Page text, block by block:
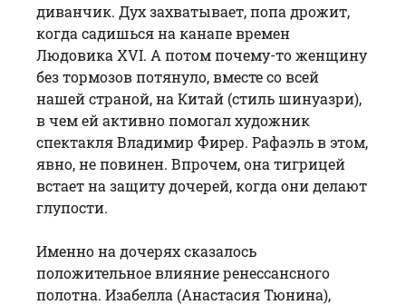
диванчик. Дух захватывает, попа дрожит,
когда садишься на канапе времен
Людовика XVI. А потом почему-то женщину
без тормозов потянуло, вместе со всей
нашей страной, на Китай (стиль шинуазри),
в чем ей активно помогал художник
спектакля Владимир Фирер. Рафаэль в этом,
явно, не повинен. Впрочем, она тигрицей
встает на защиту дочерей, когда они делают
глупости.
Именно на дочерях сказалось
положительное влияние ренессансного
полотна. Изабелла (Анастасия Тюнина),